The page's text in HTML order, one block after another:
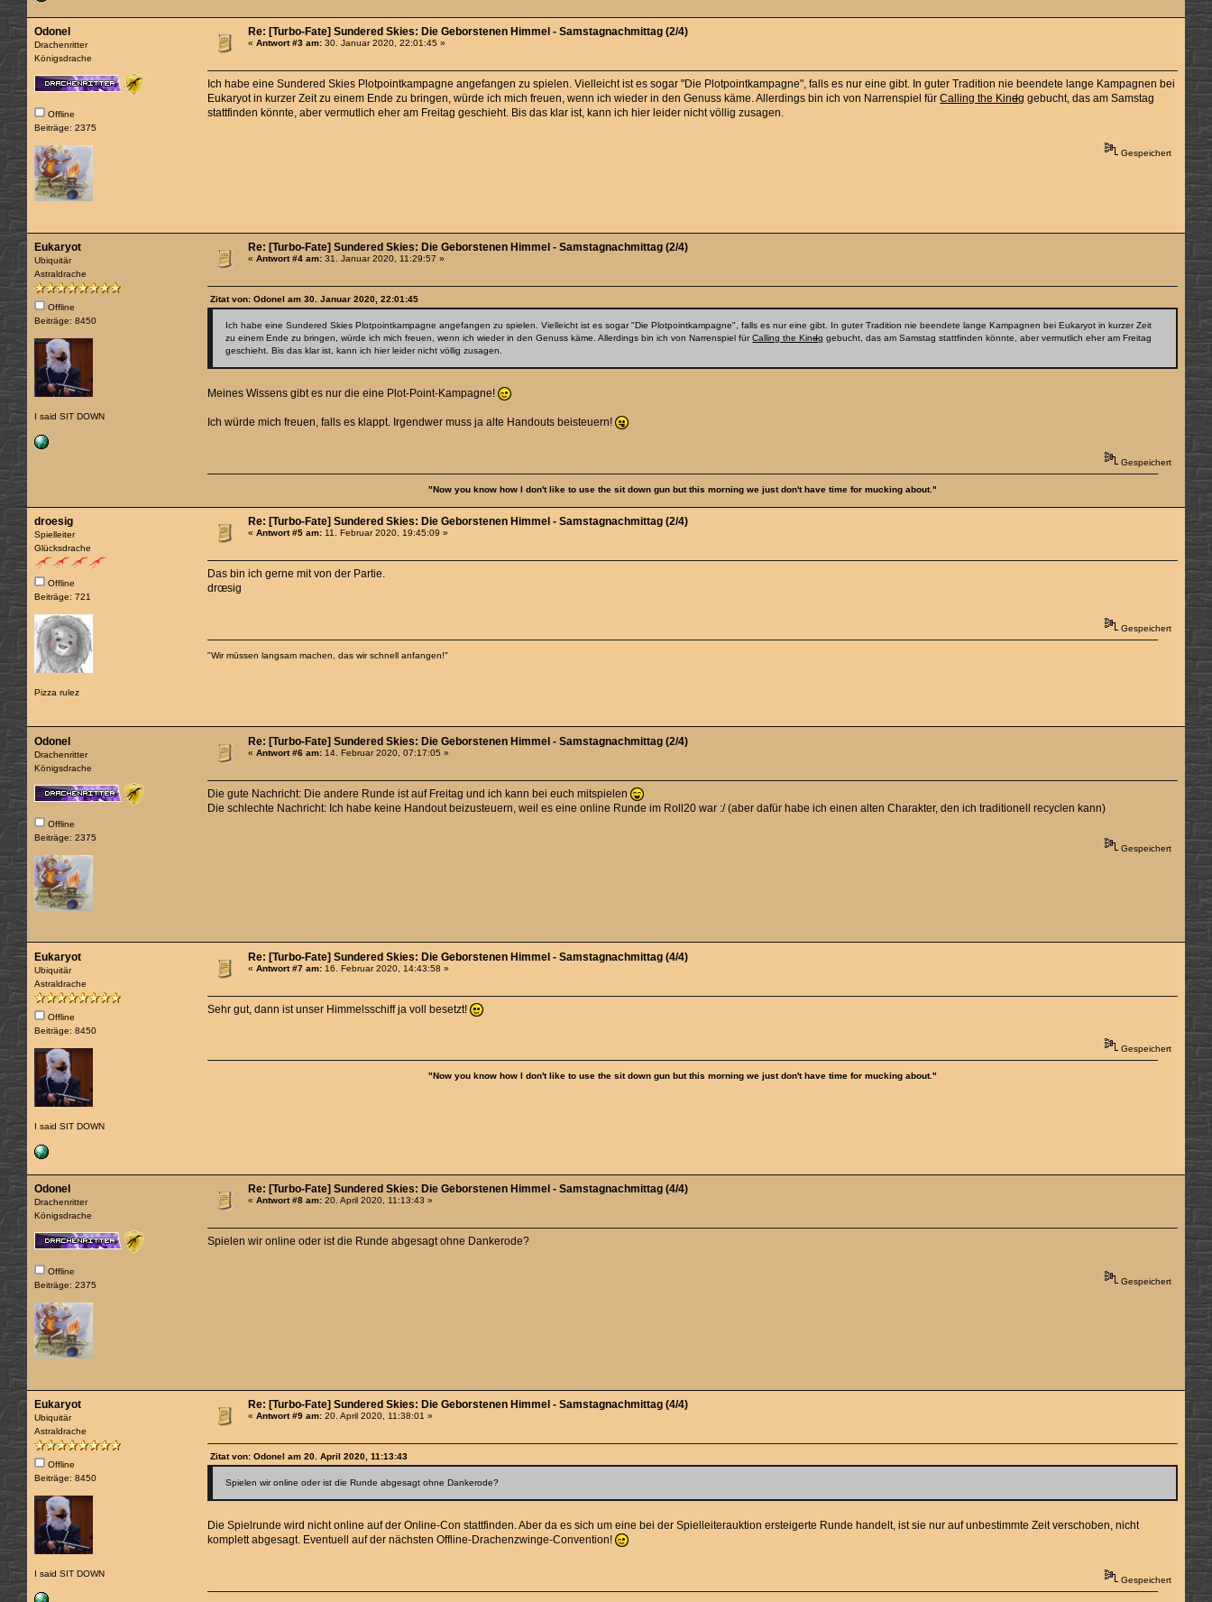
Odonel
Drachenritter
Königsdrache
Offline
Beiträge: 2375
Re: [Turbo-Fate] Sundered Skies: Die Geborstenen Himmel - Samstagnachmittag (2/4)
«Antwort #3 am: 30. Januar 2020, 22:01:45 »
Ich habe eine Sundered Skies Plotpointkampagne angefangen zu spielen. Vielleicht ist es sogar "Die Plotpointkampagne", falls es nur eine gibt. In guter Tradition nie beendete lange Kampagnen bei
Eukaryot in kurzer Zeit zu einem Ende zu bringen, würde ich mich freuen, wenn ich wieder in den Genuss käme. Allerdings bin ich von Narrenspiel fürCalling the Kindg gebucht, das am Samstag
stattfinden könnte, aber vermutlich eher am Freitag geschieht. Bis das klar ist, kann ich hier leider nicht völlig zusagen.
Gespeichert
Eukaryot
Ubiquitär
Astraldrache
Offline
Beiträge: 8450
I said SIT DOWN
Re: [Turbo-Fate] Sundered Skies: Die Geborstenen Himmel - Samstagnachmittag (2/4)
«Antwort #4 am: 31. Januar 2020, 11:29:57 »
Zitat von: Odonel am 30. Januar 2020, 22:01:45
Ich habe eine Sundered Skies Plotpointkampagne angefangen zu spielen. Vielleicht ist es sogar "Die Plotpointkampagne", falls es nur eine gibt. In guter Tradition nie beendete lange Kampagnen bei Eukaryot in kurzer Zeit
zu einem Ende zu bringen, würde ich mich freuen, wenn ich wieder in den Genuss käme. Allerdings bin ich von Narrenspiel fürCalling the Kindg gebucht, das am Samstag stattfinden könnte, aber vermutlich eher am Freitag
geschieht. Bis das klar ist, kann ich hier leider nicht völlig zusagen.
Meines Wissens gibt es nur die eine Plot-Point-Kampagne!
Ich würde mich freuen, falls es klappt. Irgendwer muss ja alte Handouts beisteuern!
Gespeichert
"Now you know how I don't like to use the sit down gun but this morning we just don't have time for mucking about."
droesig
Spielleiter
Glücksdrache
Offline
Beiträge: 721
Pizza rulez
Re: [Turbo-Fate] Sundered Skies: Die Geborstenen Himmel - Samstagnachmittag (2/4)
«Antwort #5 am: 11. Februar 2020, 19:45:09 »
Das bin ich gerne mit von der Partie.
drœsig
Gespeichert
"Wir müssen langsam machen, das wir schnell anfangen!"
Odonel
Drachenritter
Königsdrache
Offline
Beiträge: 2375
Re: [Turbo-Fate] Sundered Skies: Die Geborstenen Himmel - Samstagnachmittag (2/4)
«Antwort #6 am: 14. Februar 2020, 07:17:05 »
Die gute Nachricht: Die andere Runde ist auf Freitag und ich kann bei euch mitspielen
Die schlechte Nachricht: Ich habe keine Handout beizusteuern, weil es eine online Runde im Roll20 war :/ (aber dafür habe ich einen alten Charakter, den ich traditionell recyclen kann)
Gespeichert
Eukaryot
Ubiquitär
Astraldrache
Offline
Beiträge: 8450
I said SIT DOWN
Re: [Turbo-Fate] Sundered Skies: Die Geborstenen Himmel - Samstagnachmittag (4/4)
«Antwort #7 am: 16. Februar 2020, 14:43:58 »
Sehr gut, dann ist unser Himmelsschiff ja voll besetzt!
Gespeichert
"Now you know how I don't like to use the sit down gun but this morning we just don't have time for mucking about."
Odonel
Drachenritter
Königsdrache
Offline
Beiträge: 2375
Re: [Turbo-Fate] Sundered Skies: Die Geborstenen Himmel - Samstagnachmittag (4/4)
«Antwort #8 am: 20. April 2020, 11:13:43 »
Spielen wir online oder ist die Runde abgesagt ohne Dankerode?
Gespeichert
Eukaryot
Ubiquitär
Astraldrache
Offline
Beiträge: 8450
I said SIT DOWN
Re: [Turbo-Fate] Sundered Skies: Die Geborstenen Himmel - Samstagnachmittag (4/4)
«Antwort #9 am: 20. April 2020, 11:38:01 »
Zitat von: Odonel am 20. April 2020, 11:13:43
Spielen wir online oder ist die Runde abgesagt ohne Dankerode?
Die Spielrunde wird nicht online auf der Online-Con stattfinden. Aber da es sich um eine bei der Spielleiterauktion ersteigerte Runde handelt, ist sie nur auf unbestimmte Zeit verschoben, nicht
komplett abgesagt. Eventuell auf der nächsten Offline-Drachenzwinge-Convention!
Gespeichert